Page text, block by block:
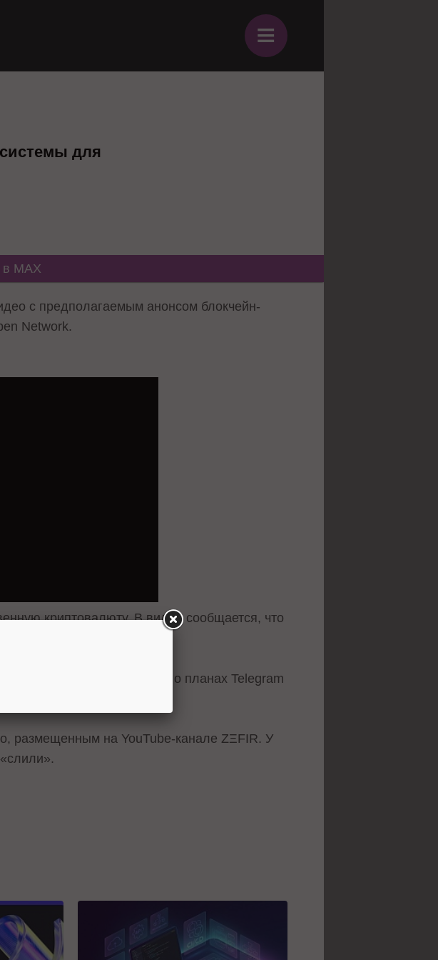
≡
для
MAX
с предполагаемым анонсом блокчейн-
Network.
криптовалюту. В видео сообщается, что
активы мгновенно.
Розенберг рассказал о планах Telegram
ролика.
размещенным на YouTube-канале ZΞFIR. У